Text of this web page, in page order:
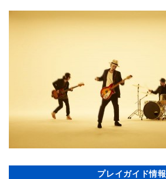
プレイガイド情報